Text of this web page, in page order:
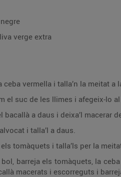
verge extra
ceba vermella i talla’n la meitat
el suc de les llimes i afegeix-lo
bacallà a daus i deixa’l macerar
i talla’l a daus.
tomàquets i talla’ls per la
barreja els tomàquets, la
macerats i escorreguts i